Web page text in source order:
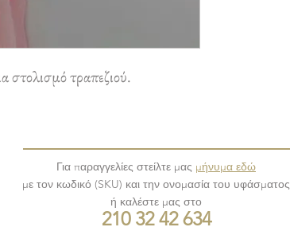
στολισμό τραπεζιού.
Για παραγγελίες στείλτε μας μήνυμα εδώ
με τον κωδικό (SKU) και την ονομασία του υφάσματος
ή καλέστε μας στο
210 32 42 634